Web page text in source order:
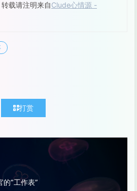
载请注明来自Clude心情源 -
打赏
的“工作表”